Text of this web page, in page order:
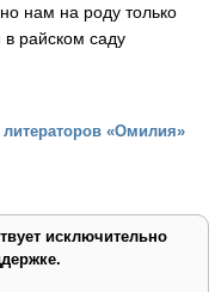
нам на роду только
райском саду
«Омилия»
исключительно